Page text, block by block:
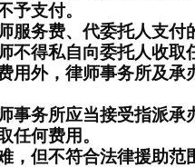
予支付。
务费、代委托人支付
不得私自向委托人收取
外，律师事务所及承
务所应当接受指派承
任何费用。
但不符合法律援助范